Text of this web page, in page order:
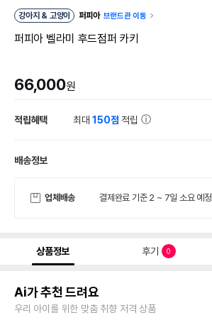
강아지 & 고양이 퍼피아 브랜드관 이동
퍼피아 벨라미 후드점퍼 카키
66,000원
적립혜택 최대150점 적립
배송정보
업체배송 결제완료 기준 2 ~ 7일 소요 예정
상품정보 후기 0
Ai가 추천 드려요
우리 아이를 위한 맞춤 취향 저격 상품